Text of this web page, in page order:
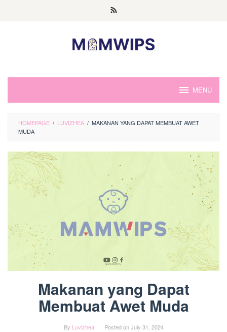
MENU
HOMEPAGE / LUVIZHEA / MAKANAN YANG DAPAT MEMBUAT AWET
MUDA
Makanan yang Dapat
Membuat Awet Muda
By Luvizhea Posted onJuly 31, 2024